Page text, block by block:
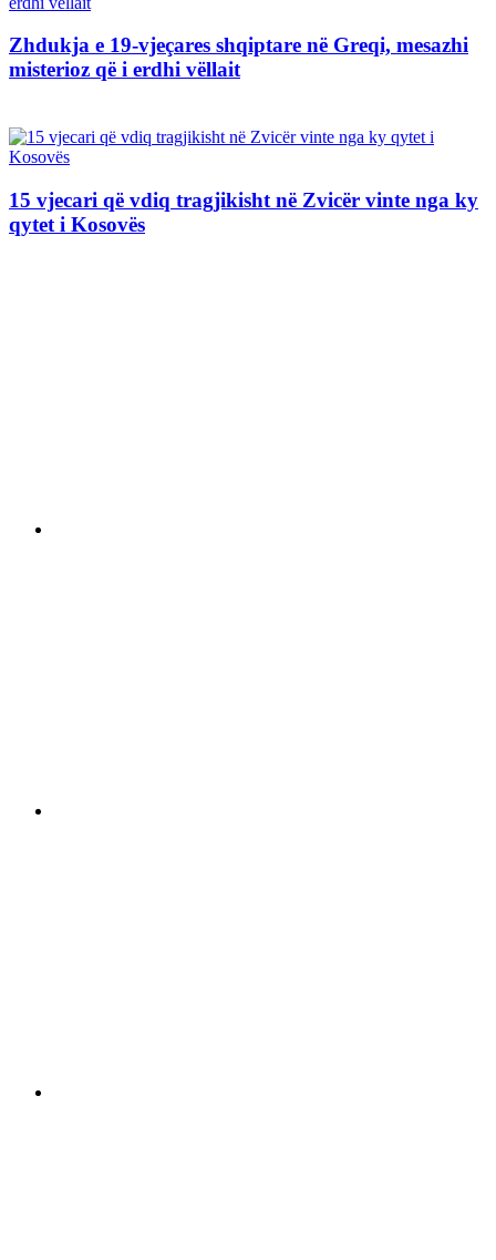
Zhdukja e 19-vjeçares shqiptare në Greqi, mesazhi
misterioz që i erdhi vëllait
15 vjecari që vdiq tragjikisht në Zvicër vinte nga ky
qytet i Kosovës